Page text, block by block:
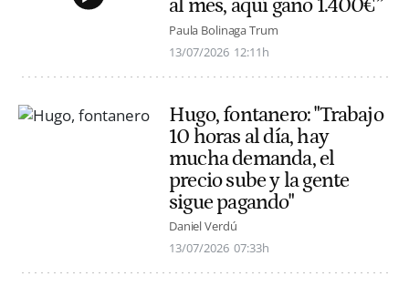
al mes, aquí gano 1.400€”
Paula Bolinaga Trum
13/07/2026 12:11h
Hugo, fontanero: "Trabajo
10 horas al día, hay
mucha demanda, el
precio sube y la gente
sigue pagando"
Daniel Verdú
13/07/2026 07:33h